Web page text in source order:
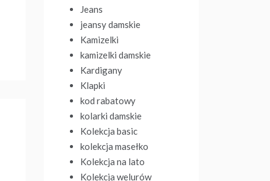
Jeans
jeansy damskie
Kamizelki
kamizelki damskie
Kardigany
Klapki
kod rabatowy
kolarki damskie
Kolekcja basic
kolekcja masełko
Kolekcja na lato
Kolekcja welurów